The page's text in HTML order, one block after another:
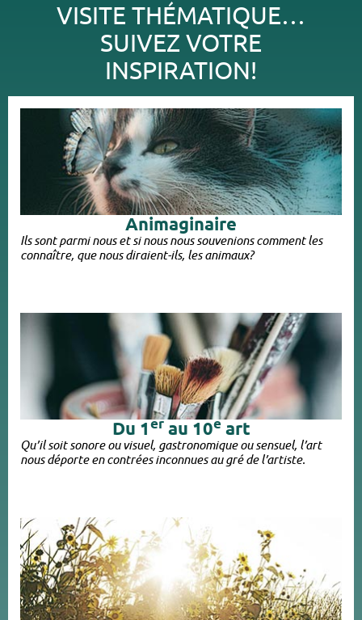
VISITE THÉMATIQUE…
SUIVEZ VOTRE
INSPIRATION!
Animaginaire
Ils sont parmi nous et si nous nous souvenions comment les
connaître, que nous diraient-ils, les animaux?
Du 1erau 10eart
Qu’il soit sonore ou visuel, gastronomique ou sensuel, l’art
nous déporte en contrées inconnues au gré de l’artiste.